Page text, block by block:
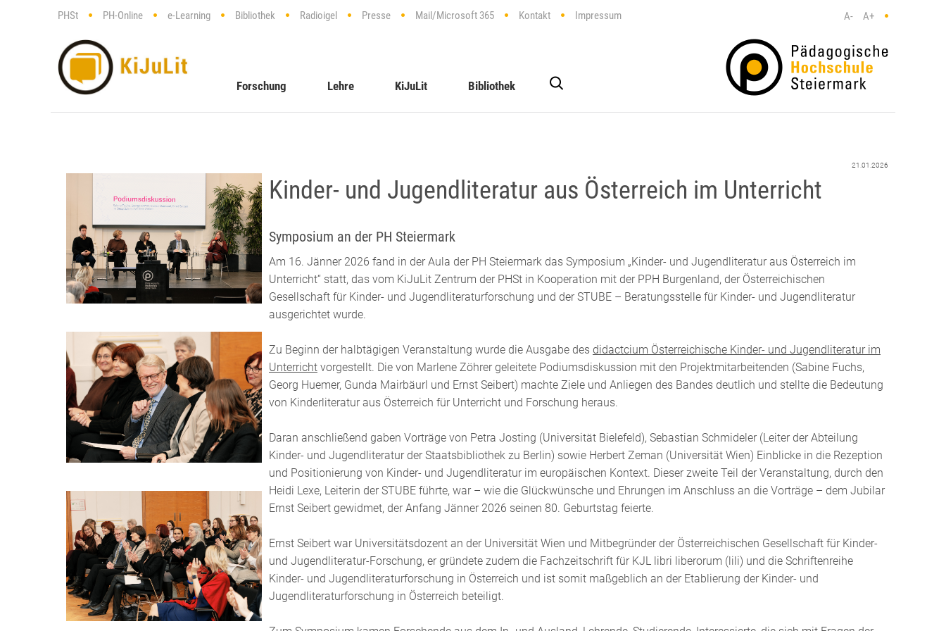
PHSt PH-Online e-Learning Bibliothek Radioigel Presse Mail/Microsoft 365 Kontakt Impressum A- A+
Forschung Lehre KiJuLit Bibliothek
21.01.2026
Kinder- und Jugendliteratur aus Österreich im Unterricht
Symposium an der PH Steiermark
Am 16. Jänner 2026 fand in der Aula der PH Steiermark das Symposium „Kinder- und Jugendliteratur aus Österreich im
Unterricht“ statt, das vom KiJuLit Zentrum der PHSt in Kooperation mit der PPH Burgenland, der Österreichischen
Gesellschaft für Kinder- und Jugendliteraturforschung und der STUBE – Beratungsstelle für Kinder- und Jugendliteratur
ausgerichtet wurde.
Zu Beginn der halbtägigen Veranstaltung wurde die Ausgabe des didactcium Österreichische Kinder- und Jugendliteratur im
Unterricht vorgestellt. Die von Marlene Zöhrer geleitete Podiumsdiskussion mit den Projektmitarbeitenden (Sabine Fuchs,
Georg Huemer, Gunda Mairbäurl und Ernst Seibert) machte Ziele und Anliegen des Bandes deutlich und stellte die Bedeutung
von Kinderliteratur aus Österreich für Unterricht und Forschung heraus.
Daran anschließend gaben Vorträge von Petra Josting (Universität Bielefeld), Sebastian Schmideler (Leiter der Abteilung
Kinder- und Jugendliteratur der Staatsbibliothek zu Berlin) sowie Herbert Zeman (Universität Wien) Einblicke in die Rezeption
und Positionierung von Kinder- und Jugendliteratur im europäischen Kontext. Dieser zweite Teil der Veranstaltung, durch den
Heidi Lexe, Leiterin der STUBE führte, war – wie die Glückwünsche und Ehrungen im Anschluss an die Vorträge – dem Jubilar
Ernst Seibert gewidmet, der Anfang Jänner 2026 seinen 80. Geburtstag feierte.
Ernst Seibert war Universitätsdozent an der Universität Wien und Mitbegründer der Österreichischen Gesellschaft für Kinder-
und Jugendliteratur-Forschung, er gründete zudem die Fachzeitschrift für KJL libri liberorum (lili) und die Schriftenreihe
Kinder- und Jugendliteratur­forschung in Österreich und ist somit maßgeblich an der Etablierung der Kinder- und
Jugendliteratur­forschung in Österreich beteiligt.